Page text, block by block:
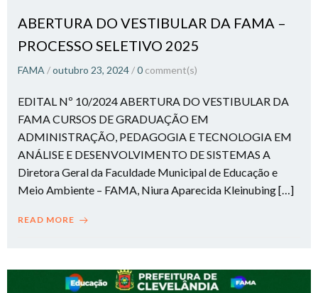
ABERTURA DO VESTIBULAR DA FAMA –
PROCESSO SELETIVO 2025
FAMA /outubro 23, 2024 /0 comment(s)
EDITAL Nº 10/2024 ABERTURA DO VESTIBULAR DA
FAMA CURSOS DE GRADUAÇÃO EM
ADMINISTRAÇÃO, PEDAGOGIA E TECNOLOGIA EM
ANÁLISE E DESENVOLVIMENTO DE SISTEMAS A
Diretora Geral da Faculdade Municipal de Educação e
Meio Ambiente – FAMA, Niura Aparecida Kleinubing […]
READ MORE